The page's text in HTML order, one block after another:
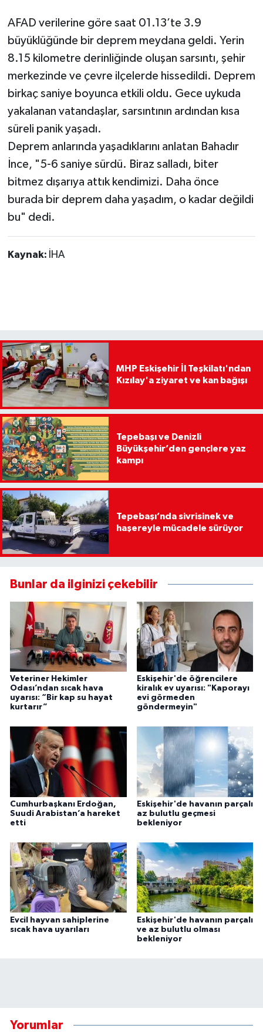
AFAD verilerine göre saat 01.13’te 3.9
büyüklüğünde bir deprem meydana geldi. Yerin
8.15 kilometre derinliğinde oluşan sarsıntı, şehir
merkezinde ve çevre ilçelerde hissedildi. Deprem
birkaç saniye boyunca etkili oldu. Gece uykuda
yakalanan vatandaşlar, sarsıntının ardından kısa
süreli panik yaşadı.
Deprem anlarında yaşadıklarını anlatan Bahadır
İnce, "5-6 saniye sürdü. Biraz salladı, biter
bitmez dışarıya attık kendimizi. Daha önce
burada bir deprem daha yaşadım, o kadar değildi
bu" dedi.
Kaynak: İHA
MHP Eskişehir İl Teşkilatı'ndan
Kızılay'a ziyaret ve kan bağışı
Tepebaşı ve Denizli
Büyükşehir’den gençlere yaz
kampı
Tepebaşı’nda sivrisinek ve
haşereyle mücadele sürüyor
Bunlar da ilginizi çekebilir
Veteriner Hekimler
Odası’ndan sıcak hava
uyarısı: “Bir kap su hayat
kurtarır”
Eskişehir'de öğrencilere
kiralık ev uyarısı: "Kaporayı
evi görmeden
göndermeyin"
Cumhurbaşkanı Erdoğan,
Suudi Arabistan’a hareket
etti
Eskişehir'de havanın parçalı
az bulutlu geçmesi
bekleniyor
Evcil hayvan sahiplerine
sıcak hava uyarıları
Eskişehir'de havanın parçalı
ve az bulutlu olması
bekleniyor
Yorumlar